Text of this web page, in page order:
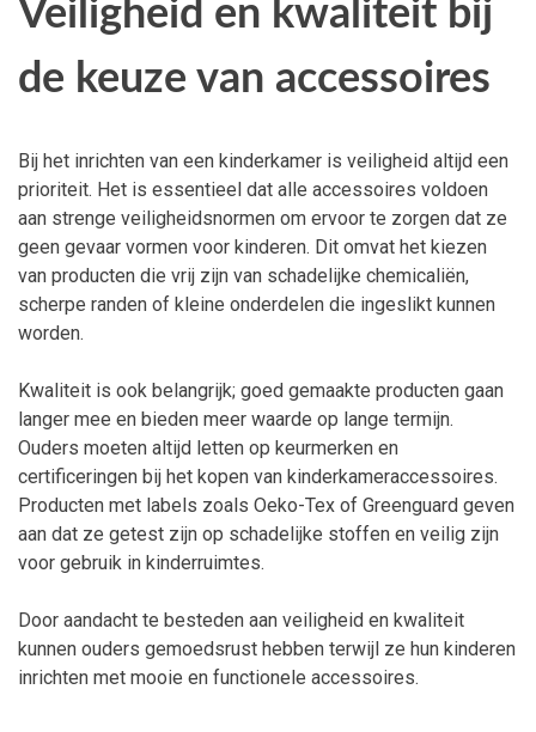
Veiligheid en kwaliteit bij
de keuze van accessoires
Bij het inrichten van een kinderkamer is veiligheid altijd een
prioriteit. Het is essentieel dat alle accessoires voldoen
aan strenge veiligheidsnormen om ervoor te zorgen dat ze
geen gevaar vormen voor kinderen. Dit omvat het kiezen
van producten die vrij zijn van schadelijke chemicaliën,
scherpe randen of kleine onderdelen die ingeslikt kunnen
worden.
Kwaliteit is ook belangrijk; goed gemaakte producten gaan
langer mee en bieden meer waarde op lange termijn.
Ouders moeten altijd letten op keurmerken en
certificeringen bij het kopen van kinderkameraccessoires.
Producten met labels zoals Oeko-Tex of Greenguard geven
aan dat ze getest zijn op schadelijke stoffen en veilig zijn
voor gebruik in kinderruimtes.
Door aandacht te besteden aan veiligheid en kwaliteit
kunnen ouders gemoedsrust hebben terwijl ze hun kinderen
inrichten met mooie en functionele accessoires.